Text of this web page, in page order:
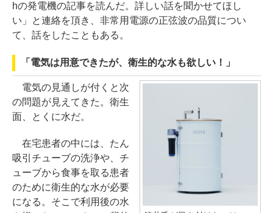
hの発電機の記事を読んだ。詳しい話を聞かせてほし
い」と連絡を頂き、非常用電源の正弦波の品質につい
て、話をしたこともある。
「電気は用意できたが、衛生的な水も欲しい！」
電気の見通しが付くと次
の問題が見えてきた。衛生
面、とくに水だ。
在宅患者の中には、たん
吸引チューブの洗浄や、チ
ューブから食事を取る患者
のために衛生的な水が必要
になる。そこで利用後の水